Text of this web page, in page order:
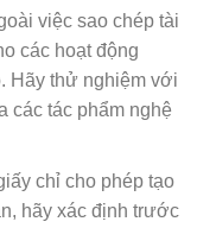
việc sao chép tài
các hoạt động
Hãy thử nghiệm với
các tác phẩm nghệ
chỉ cho phép tạo
hãy xác định trước